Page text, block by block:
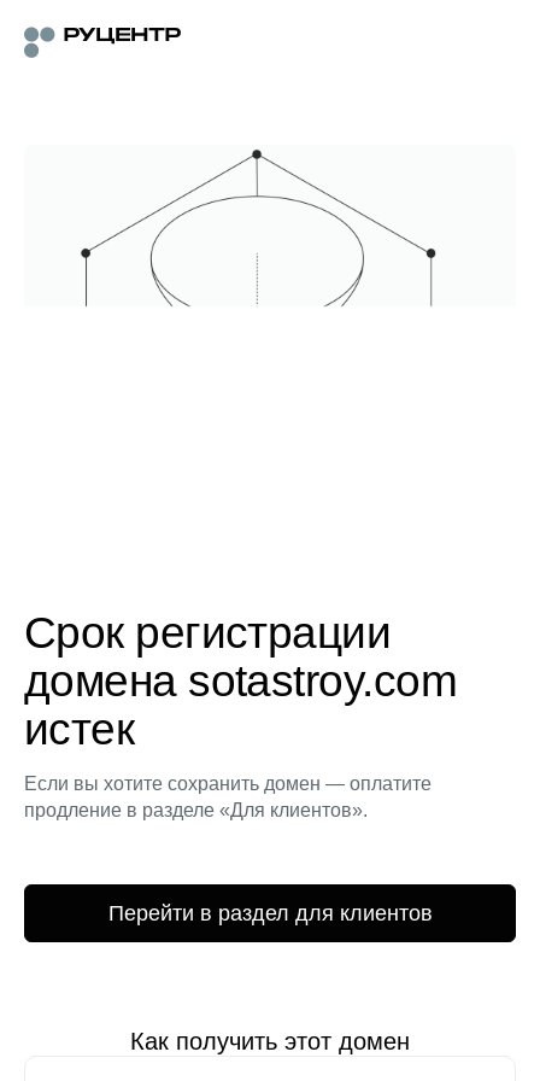
Срок регистрации
домена sotastroy.com
истек
Если вы хотите сохранить домен — оплатите
продление в разделе «Для клиентов».
Перейти в раздел для клиентов
Как получить этот домен